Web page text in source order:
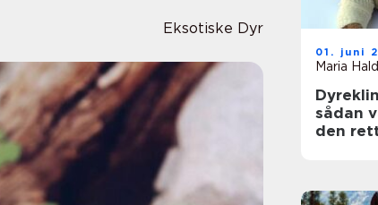
Eksotiske Dyr
01. juni
Maria Hald
sådan
den